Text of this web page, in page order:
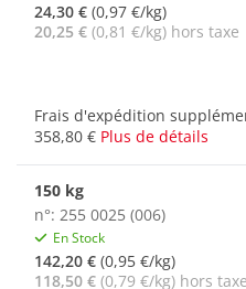
24,30 € (0,97 €/kg)
20,25 € (0,81 €/kg) hors taxe
Frais d'expédition
358,80 € Plus de détails
150 kg
n°: 255 0025 (006)
En Stock
142,20 € (0,95 €/kg)
118,50 € (0,79 €/kg) hors taxe